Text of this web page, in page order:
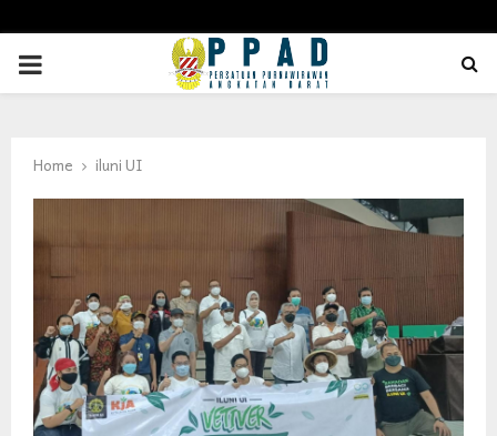
PRIMARY
Home iluni UI